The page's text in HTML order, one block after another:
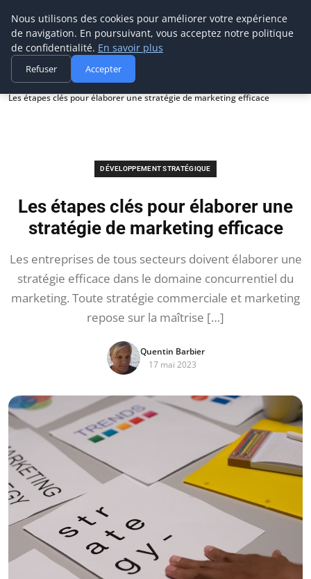
Prospection Pro
Accueil
Développement stratégique
Les étapes clés pour élaborer une stratégie de marketing efficace
DÉVELOPPEMENT STRATÉGIQUE
Les étapes clés pour élaborer une
stratégie de marketing efficace
Les entreprises de tous secteurs doivent élaborer une
stratégie efficace dans le domaine concurrentiel du
marketing. Toute stratégie commerciale et marketing
repose sur la maîtrise […]
Quentin Barbier
17 mai 2023
Nous utilisons des cookies pour améliorer votre expérience
de navigation. En poursuivant, vous acceptez notre politique
de confidentialité. En savoir plus
Refuser Accepter